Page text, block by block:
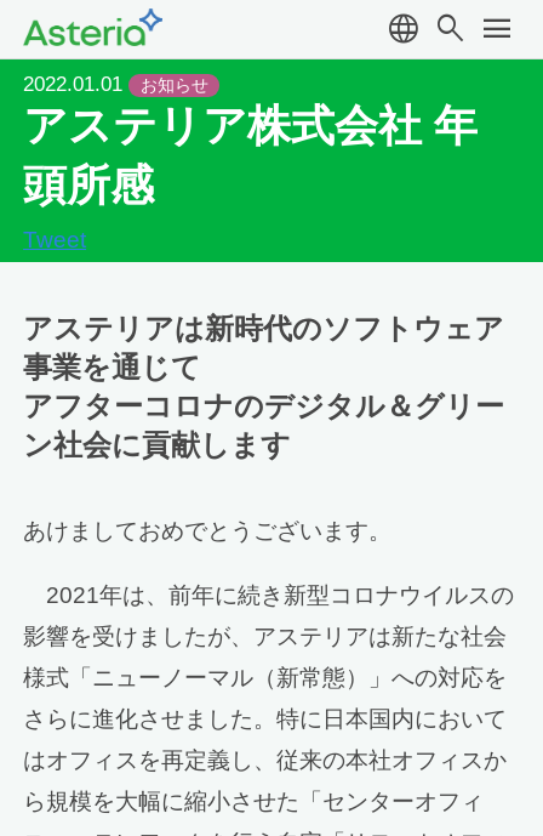
language search menu
2022.01.01 お知らせ
アステリア株式会社 年
頭所感
Tweet
アステリアは新時代のソフトウェア
事業を通じて
アフターコロナのデジタル＆グリー
ン社会に貢献します
あけましておめでとうございます。
2021年は、前年に続き新型コロナウイルスの
影響を受けましたが、アステリアは新たな社会
様式「ニューノーマル（新常態）」への対応を
さらに進化させました。特に日本国内において
はオフィスを再定義し、従来の本社オフィスか
ら規模を大幅に縮小させた「センターオフィ